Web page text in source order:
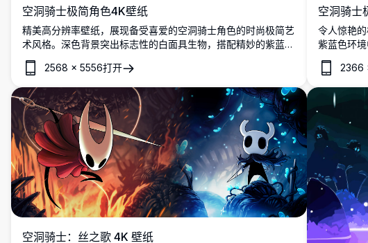
空洞骑士极简角色4K壁纸
精美高分辨率壁纸，展现备受喜爱的空洞骑士角色的时尚极简艺
术风格。深色背景突出标志性的白面具生物，搭配精妙的紫蓝色
调，营造出完美适合任何显示设备的优雅游戏美学。
2568 × 5556打开
空洞骑士
令人惊艳
紫蓝色环
幻大气的
2366
空洞骑士：丝之歌 4K 壁纸